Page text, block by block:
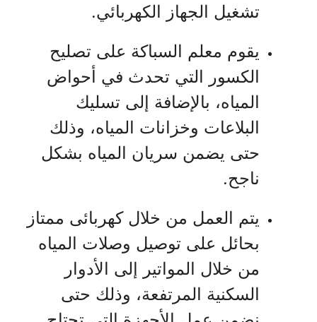
تشغيل الجهاز الكهربائي.
يقوم معلم السباكة على تصليح
الكسور التي تحدث في أحواض
المياه، بالإضافة إلى تسليك
البلاعات وخزانات المياه، وذلك
حتى يضمن سريان المياه بشكل
ناجح.
يتم العمل من خلال كهربائى ممتاز
بحائل على توصيل وصلات المياه
من خلال المواتير إلى الأدوار
السكنية المرتفعة، وذلك حتى